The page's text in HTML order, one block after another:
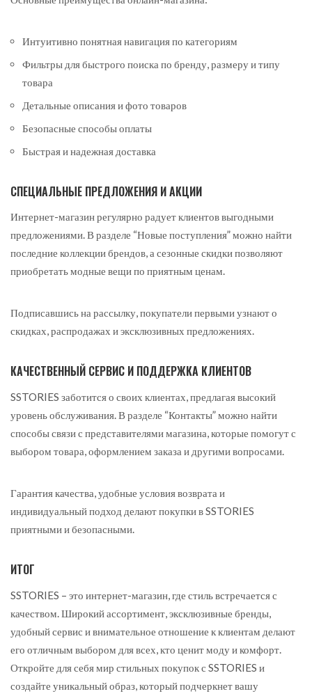
Интуитивно понятная навигация по категориям
Фильтры для быстрого поиска по бренду, размеру и типу
товара
Детальные описания и фото товаров
Безопасные способы оплаты
Быстрая и надежная доставка
СПЕЦИАЛЬНЫЕ ПРЕДЛОЖЕНИЯ И АКЦИИ
Интернет-магазин регулярно радует клиентов выгодными
предложениями. В разделе “Новые поступления” можно найти
последние коллекции брендов, а сезонные скидки позволяют
приобретать модные вещи по приятным ценам.
Подписавшись на рассылку, покупатели первыми узнают о
скидках, распродажах и эксклюзивных предложениях.
КАЧЕСТВЕННЫЙ СЕРВИС И ПОДДЕРЖКА КЛИЕНТОВ
SSTORIES заботится о своих клиентах, предлагая высокий
уровень обслуживания. В разделе “Контакты” можно найти
способы связи с представителями магазина, которые помогут с
выбором товара, оформлением заказа и другими вопросами.
Гарантия качества, удобные условия возврата и
индивидуальный подход делают покупки в SSTORIES
приятными и безопасными.
ИТОГ
SSTORIES – это интернет-магазин, где стиль встречается с
качеством. Широкий ассортимент, эксклюзивные бренды,
удобный сервис и внимательное отношение к клиентам делают
его отличным выбором для всех, кто ценит моду и комфорт.
Откройте для себя мир стильных покупок с SSTORIES и
создайте уникальный образ, который подчеркнет вашу